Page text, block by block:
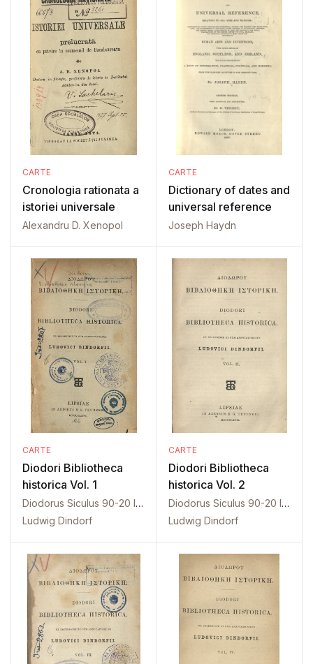
CARTE
Cronologia rationata a
istoriei universale
Alexandru D. Xenopol
CARTE
Dictionary of dates and
universal reference
Joseph Haydn
CARTE
Diodori Bibliotheca
historica Vol. 1
Diodorus Siculus 90-20 I. Ch.
Ludwig Dindorf
CARTE
Diodori Bibliotheca
historica Vol. 2
Diodorus Siculus 90-20 I. Ch.
Ludwig Dindorf